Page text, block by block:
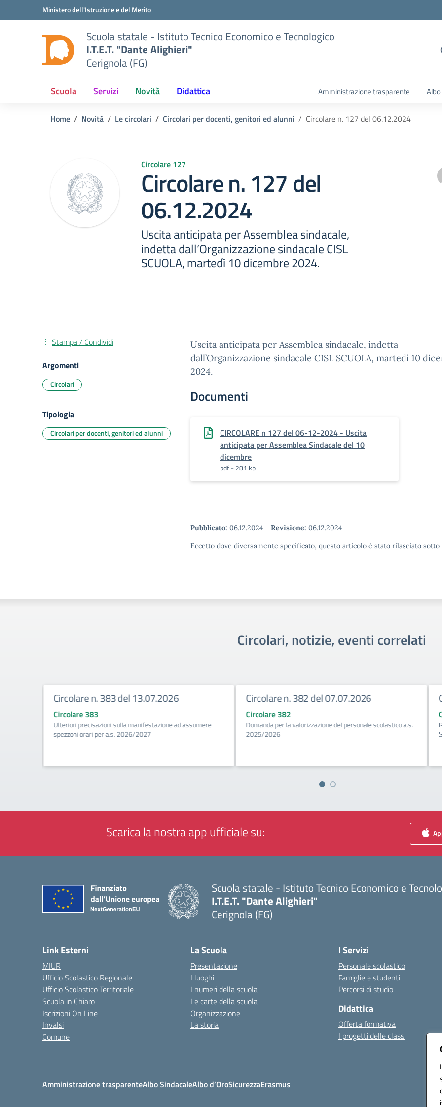
Vai ai contenuti
Vai al menu di navigazioneMinistero dell'Istruzione e del Merito
Scuola statale - Istituto Tecnico Economico e Tecnologico
I.T.E.T. "Dante Alighieri"
Cerignola (FG)
Scuola Servizi Novità Didattica Amministrazione trasparente
Home Novità Le circolari Circolari per docenti, genitori ed alunni Circolare n. 127 del 06.12.2024
Circolare 127
Circolare n. 127 del
06.12.2024
Uscita anticipata per Assemblea sindacale,
indetta dall’Organizzazione sindacale CISL
SCUOLA, martedì 10 dicembre 2024.
Uscita anticipata per Assemblea sindacale, indetta
dall’Organizzazione sindacale CISL SCUOLA, martedì 10
2024.
Documenti
CIRCOLARE n 127 del 06-12-2024 - Uscita
anticipata per Assemblea Sindacale del 10
dicembre
pdf - 281 kb
Pubblicato: 06.12.2024 - Revisione: 06.12.2024
Eccetto dove diversamente specificato, questo articolo è stato rilasciato
Stampa / Condividi
Argomenti
Circolari
Tipologia
Circolari per docenti, genitori ed alunni
Circolari, notizie, eventi correlati
Circolare n. 383 del 13.07.2026
Circolare 383
Ulteriori precisazioni sulla manifestazione ad assumere
spezzoni orari per a.s. 2026/2027
Circolare n. 382 del 07.07.2026
Circolare 382
Domanda per la valorizzazione del personale scolastico a.s.
2025/2026
Scarica la nostra app ufficiale su:
Scuola statale - Istituto Tecnico Economico e
I.T.E.T. "Dante Alighieri"
Cerignola (FG)
Link Esterni
MIUR
Ufficio Scolastico Regionale
Ufficio Scolastico Territoriale
Scuola in Chiaro
Iscrizioni On Line
Invalsi
Comune
La Scuola
Presentazione
I luoghi
I numeri della scuola
Le carte della scuola
Organizzazione
La storia
I Servizi
Personale scolastico
Famiglie e studenti
Percorsi di studio
Didattica
Offerta formativa
I progetti delle classi
Amministrazione trasparenteAlbo SindacaleAlbo d’OroSicurezzaErasmus